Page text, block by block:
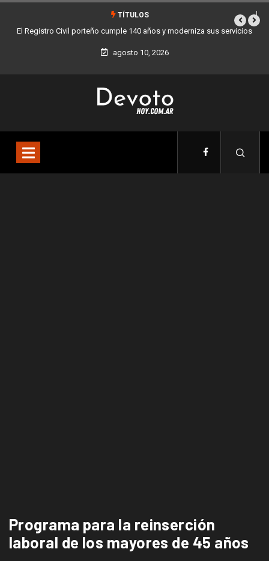
TÍTULOS
140 años y moderniza sus servicios
Buenos Aires sumó 12 nuevos Bares
agosto 10, 2026
Programa para la reinserción
laboral de los mayores de 45 años